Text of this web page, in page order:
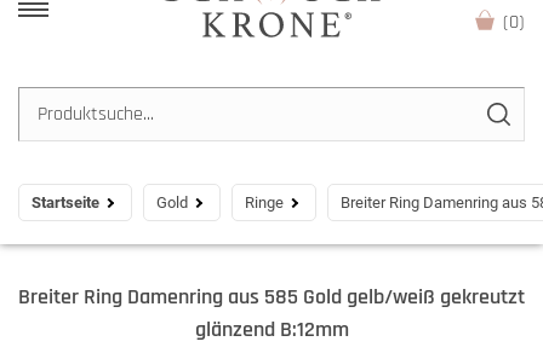
(0)
Startseite Gold Ringe Breiter Ring Damenring aus
Breiter Ring Damenring aus 585 Gold gelb/weiß gekreutzt
glänzend B:12mm